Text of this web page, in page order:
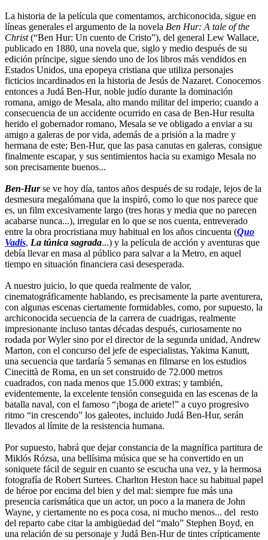
La historia de la película que comentamos, archiconocida, sigue en
líneas generales el argumento de la novela Ben Hur: A tale of the
Christ(“Ben Hur: Un cuento de Cristo”), del general Lew Wallace,
publicado en 1880, una novela que, siglo y medio después de su
edición príncipe, sigue siendo uno de los libros más vendidos en
Estados Unidos, una epopeya cristiana que utiliza personajes
ficticios incardinados en la historia de Jesús de Nazaret. Conocemos
entonces a Judá Ben-Hur, noble judío durante la dominación
romana, amigo de Mesala, alto mando militar del imperio; cuando a
consecuencia de un accidente ocurrido en casa de Ben-Hur resulta
herido el gobernador romano, Mesala se ve obligado a enviar a su
amigo a galeras de por vida, además de a prisión a la madre y
hermana de este; Ben-Hur, que las pasa canutas en galeras, consigue
finalmente escapar, y sus sentimientos hacia su examigo Mesala no
son precisamente buenos...
Ben-Hurse ve hoy día, tantos años después de su rodaje, lejos de la
desmesura megalómana que la inspiró, como lo que nos parece que
es, un film excesivamente largo (tres horas y media que no parecen
acabarse nunca...), irregular en lo que se nos cuenta, entreverado
entre la obra procristiana muy habitual en los años cincuenta (Quo
Vadis, La túnica sagrada...) y la película de acción y aventuras que
debía llevar en masa al público para salvar a la Metro, en aquel
tiempo en situación financiera casi desesperada.
A nuestro juicio, lo que queda realmente de valor,
cinematográficamente hablando, es precisamente la parte aventurera,
con algunas escenas ciertamente formidables, como, por supuesto, la
archiconocida secuencia de la carrera de cuadrigas, realmente
impresionante incluso tantas décadas después, curiosamente no
rodada por Wyler sino por el director de la segunda unidad, Andrew
Marton, con el concurso del jefe de especialistas, Yakima Kanutt,
una secuencia que tardaría 5 semanas en filmarse en los estudios
Cinecittà de Roma, en un set construido de 72.000 metros
cuadrados, con nada menos que 15.000 extras; y también,
evidentemente, la excelente tensión conseguida en las escenas de la
batalla naval, con el famoso “¡boga de ariete!” a cuyo progresivo
ritmo “in crescendo” los galeotes, incluido Judá Ben-Hur, serán
llevados al límite de la resistencia humana.
Por supuesto, habrá que dejar constancia de la magnífica partitura de
Miklós Rózsa, una bellísima música que se ha convertido en un
soniquete fácil de seguir en cuanto se escucha una vez, y la hermosa
fotografía de Robert Surtees. Charlton Heston hace su habitual papel
de héroe por encima del bien y del mal: siempre fue más una
presencia carismática que un actor, un poco a la manera de John
Wayne, y ciertamente no es poca cosa, ni mucho menos... del resto
del reparto cabe citar la ambigüedad del “malo” Stephen Boyd, en
una relación de su personaje y Judá Ben-Hur de tintes crípticamente